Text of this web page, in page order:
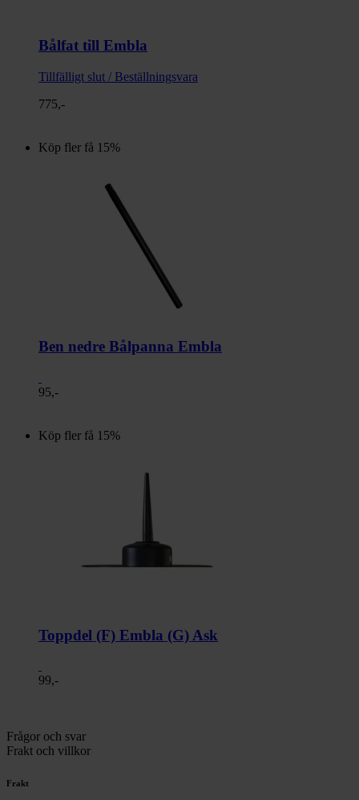
Bålfat till Embla
Tillfälligt slut / Beställningsvara
775,-
Köp fler få 15%
Ben nedre Bålpanna Embla
95,-
Köp fler få 15%
Toppdel (F) Embla (G) Ask
99,-
Frågor och svar
Frakt och villkor
Frakt